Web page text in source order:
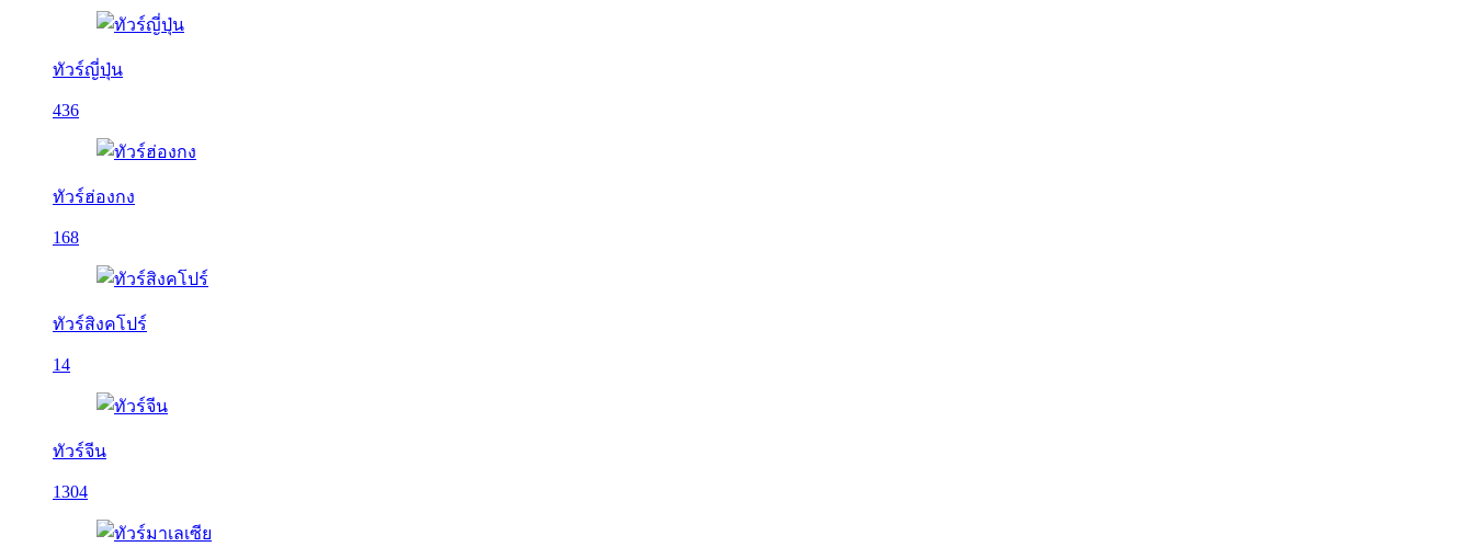
ทัวร์ญี่ปุ่น
436
ทัวร์ฮ่องกง
168
ทัวร์สิงคโปร์
14
ทัวร์จีน
1304